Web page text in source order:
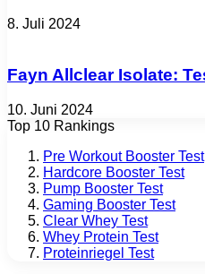
8. Juli 2024
Fayn Allclear Isolate:
10. Juni 2024
Top 10 Rankings
Pre Workout Booster Test
Hardcore Booster Test
Pump Booster Test
Gaming Booster Test
Clear Whey Test
Whey Protein Test
Proteinriegel Test